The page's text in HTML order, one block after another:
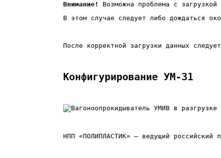
Внимание!
В этом случае следует либо дождаться
После корректной загрузки данных
Конфигурирование УМ-31
НПП «ПОЛИПЛАСТИК» — ведущий российский